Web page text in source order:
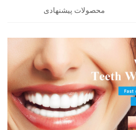
محصولات پیشنهادی